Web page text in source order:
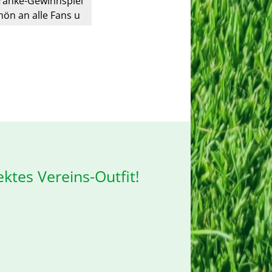
an alle Fans u
Vereins-Outfit!